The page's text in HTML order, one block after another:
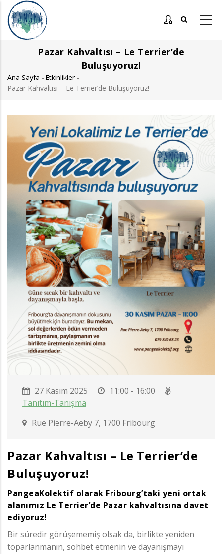
Ana
içeriğe
atla
Pazar Kahvaltısı – Le Terrier’de
Buluşuyoruz!
Sayfa
Ana Sayfa - Etkinlikler -
Pazar Kahvaltısı – Le Terrier’de Buluşuyoruz!
27 Kasım 2025
11:00 - 16:00
Tanıtım-Tanışma
Rue Pierre-Aeby 7, 1700 Fribourg
Pazar Kahvaltısı – Le Terrier’de
Buluşuyoruz!
PangeaKolektif olarak Fribourg’taki yeni ortak
alanımız Le Terrier’de Pazar kahvaltısına davet
ediyoruz!
Bir süredir görüşememiş olsak da, birlikte yeniden
toparlanmanın, sohbet etmenin ve dayanışmayı